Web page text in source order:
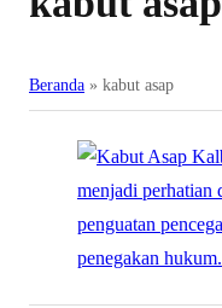
Beranda » kabut asap